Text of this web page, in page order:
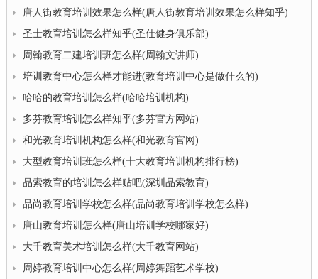
唐人街教育培训效果怎么样(唐人街教育培训效果怎么样知乎)
圣士教育培训怎么样知乎(圣仕健身俱乐部)
周翰教育二建培训班怎么样(周翰文讲师)
培训教育中心怎么样才能进(教育培训中心是做什么的)
哈哈的教育培训怎么样(哈哈培训机构)
多芬教育培训怎么样知乎(多芬官方网站)
和光教育培训机构怎么样(和光教育官网)
大型教育培训班怎么样(十大教育培训机构排行榜)
品索教育的培训怎么样贴吧(深圳品索教育)
品尚教育培训学校怎么样(品尚教育培训学校怎么样)
唐山教育培训怎么样(唐山培训学校哪家好)
大千教育美术培训怎么样(大千教育网站)
周婷教育培训中心怎么样(周婷舞蹈艺术学校)